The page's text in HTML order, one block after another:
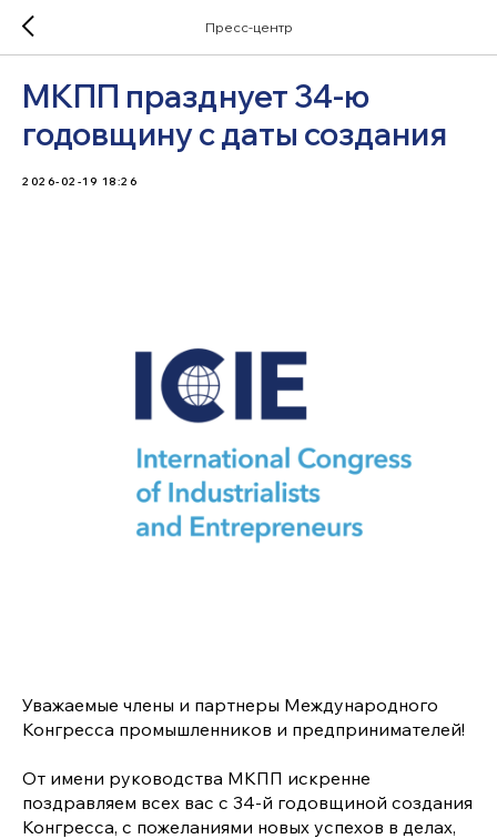
Пресс-центр
МКПП празднует 34-ю
годовщину с даты создания
2026-02-19 18:26
Уважаемые члены и партнеры Международного
Конгресса промышленников и предпринимателей!
От имени руководства МКПП искренне
поздравляем всех вас с 34-й годовщиной создания
Конгресса, с пожеланиями новых успехов в делах,